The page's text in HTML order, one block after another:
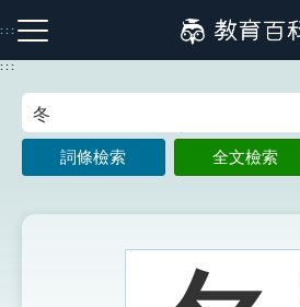
到
主
:::
注音索引圖示 筆畫索引圖示
:::
詞條檢索 全文檢索